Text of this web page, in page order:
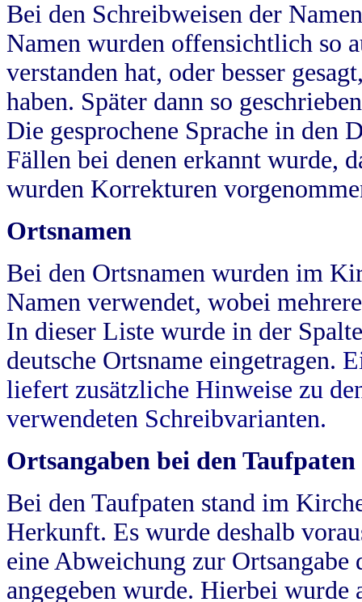
Bei den Schreibweisen der
Namen wurden offensichtlich so
verstanden hat, oder besser
haben. Später dann so
Die gesprochene Sprache in
Fällen bei denen erkannt wurde,
wurden Korrekturen
Ortsnamen
Bei den Ortsnamen wurden im
Namen verwendet, wobei
In dieser Liste wurde in der
deutsche Ortsname eingetragen.
liefert zusätzliche Hinweise zu
verwendeten Schreibvarianten.
Ortsangaben bei den Taufpaten
Bei den Taufpaten stand im
Herkunft. Es wurde deshalb
eine Abweichung zur
angegeben wurde. Hierbei wurde